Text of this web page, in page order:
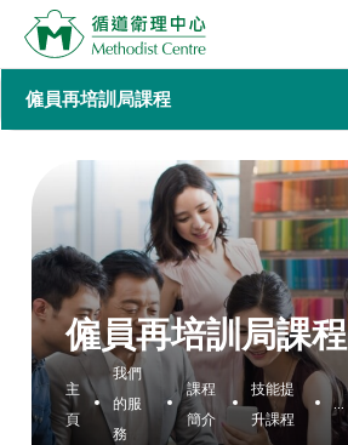
僱員再培訓局課程
主
頁
我們
的服
務
課程
簡介
技能提
升課程
...
僱員再培訓局課程